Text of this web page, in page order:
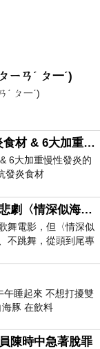
ㄧㄢˊ ㄆ一ˊ)
ˊ ㄆ一ˊ)
欣儀營養師 - 6種抗發炎食材 & 6大加重慢性發炎的飲食習慣
6大加重慢性發炎的
發炎食材
?fbid=147
AI27歲的葛蘭主演文藝悲劇〈情深似海〉 #戀上老電影 #葛蘭 #粟子
舞電影，但〈情深似
不跳舞，從頭到尾專
超過12個鐘
午睡起來 不想打擾雙
豚 在飲料
陳時中急著脫罪